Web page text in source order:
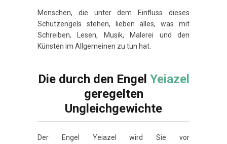
Menschen, die unter dem Einfluss dieses
Schutzengels stehen, lieben alles, was mit
Schreiben, Lesen, Musik, Malerei und den
Künsten im Allgemeinen zu tun hat.
Die durch den Engel Yeiazel
geregelten
Ungleichgewichte
Der Engel Yeiazel wird Sie vor